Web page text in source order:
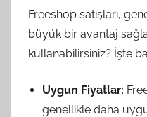
Freeshop satışları,
büyük bir avantaj
kullanabilirsiniz? İşte
Uygun Fiyatlar:
genellikle daha